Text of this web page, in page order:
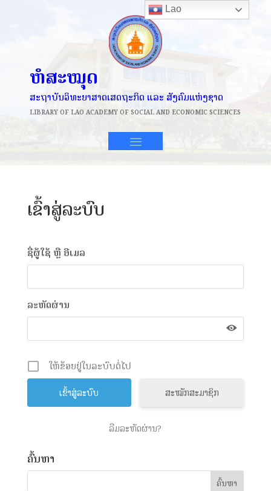
ຫໍສະໝຸດ
ສະຖາບັນວິທະຍາສາດເສດຖະກິດ ແລະ ສັງຄົມແຫ່ງຊາດ
LIBRARY OF LAO ACADEMY OF SOCIAL AND ECONOMIC SCIENCES
ເຂົ້າສູ່ລະບົບ
ຊື່ຜູ້ໃຊ້ ຫຼື ອີເມລ
ລະຫັດຜ່ານ
ໃຫ້ຂ້ອຍຢູ່ໃນລະບົບຕໍ່ໄປ
ສະໝັກສະມາຊິກ
ລືມລະຫັດຜ່ານ?
ຄົ້ນຫາ
Lao